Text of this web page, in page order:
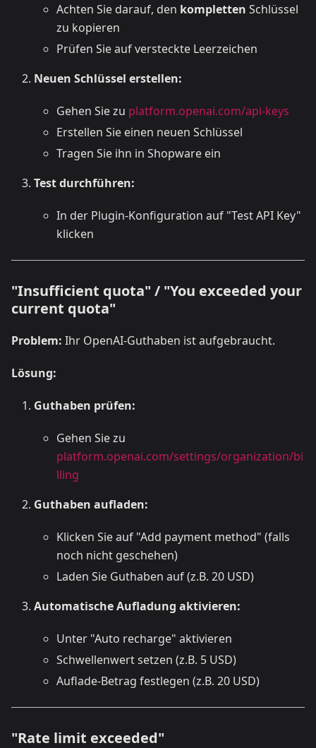
Achten Sie darauf, den kompletten Schlüssel
zu kopieren
Prüfen Sie auf versteckte Leerzeichen
Neuen Schlüssel erstellen:
Gehen Sie zu platform.openai.com/api-keys
Erstellen Sie einen neuen Schlüssel
Tragen Sie ihn in Shopware ein
Test durchführen:
In der Plugin-Konfiguration auf "Test API Key"
klicken
"Insufficient quota" / "You exceeded your
current quota"
Problem: Ihr OpenAI-Guthaben ist aufgebraucht.
Lösung:
Guthaben prüfen:
Gehen Sie zu
platform.openai.com/settings/organization/bi
lling
Guthaben aufladen:
Klicken Sie auf "Add payment method" (falls
noch nicht geschehen)
Laden Sie Guthaben auf (z.B. 20 USD)
Automatische Aufladung aktivieren:
Unter "Auto recharge" aktivieren
Schwellenwert setzen (z.B. 5 USD)
Auflade-Betrag festlegen (z.B. 20 USD)
"Rate limit exceeded"